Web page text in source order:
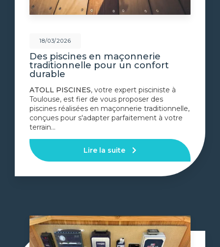
18/03/2026
Des piscines en maçonnerie
traditionnelle pour un confort
durable
ATOLL PISCINES, votre expert pisciniste à
Toulouse, est fier de vous proposer des
piscines réalisées en maçonnerie traditionnelle,
conçues pour s'adapter parfaitement à votre
terrain…
Lire la suite